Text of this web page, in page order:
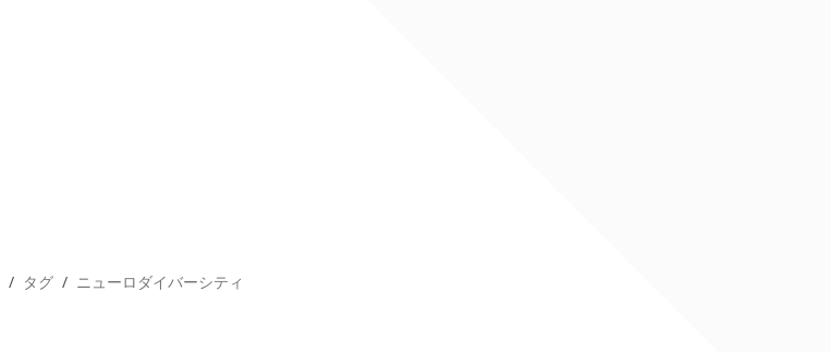
タグ ニューロダイバーシティ